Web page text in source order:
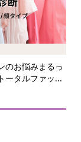
のお悩みまるっ
ータルファッ...